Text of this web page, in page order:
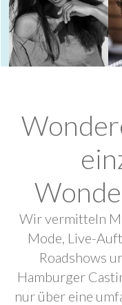
Wir vermitteln
Mode, Live-
Roadshows
Hamburger
nur über eine